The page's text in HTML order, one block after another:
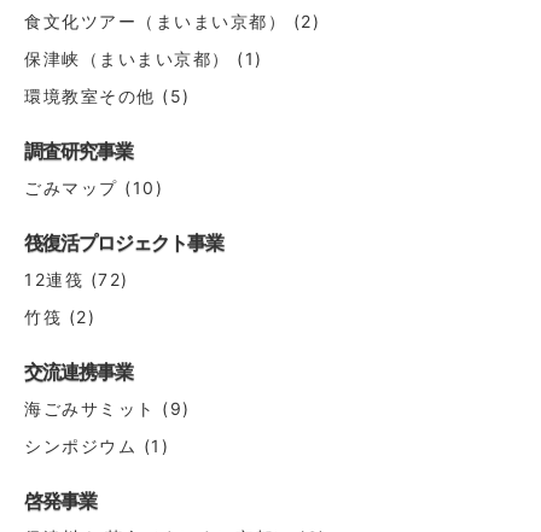
食文化ツアー（まいまい京都）
(2)
保津峡（まいまい京都）
(1)
環境教室その他 (5)
調査研究事業
ごみマップ (10)
筏復活プロジェクト事業
12連筏 (72)
竹筏 (2)
交流連携事業
海ごみサミット
(9)
シンポジウム (1)
啓発事業